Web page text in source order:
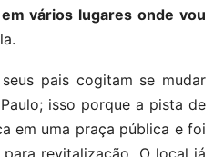
vários lugares onde vou
pais cogitam se mudar
isso porque a pista de
em uma praça pública e foi
revitalização. O local já